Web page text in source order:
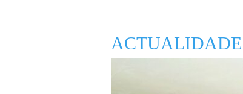
ACTUALIDADE